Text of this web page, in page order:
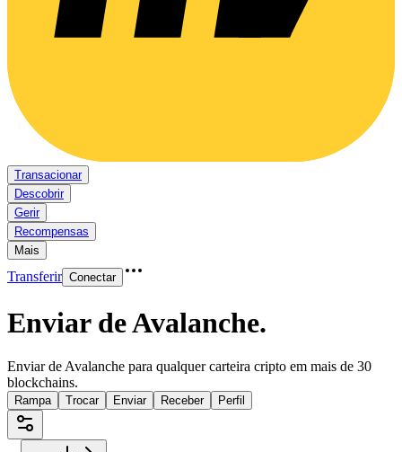
Transacionar
Descobrir
Gerir
Recompensas
Mais
Transferir Conectar
Enviar de Avalanche.
Enviar de Avalanche para qualquer carteira cripto em mais de 30
blockchains.
Rampa Trocar Enviar Receber Perfil